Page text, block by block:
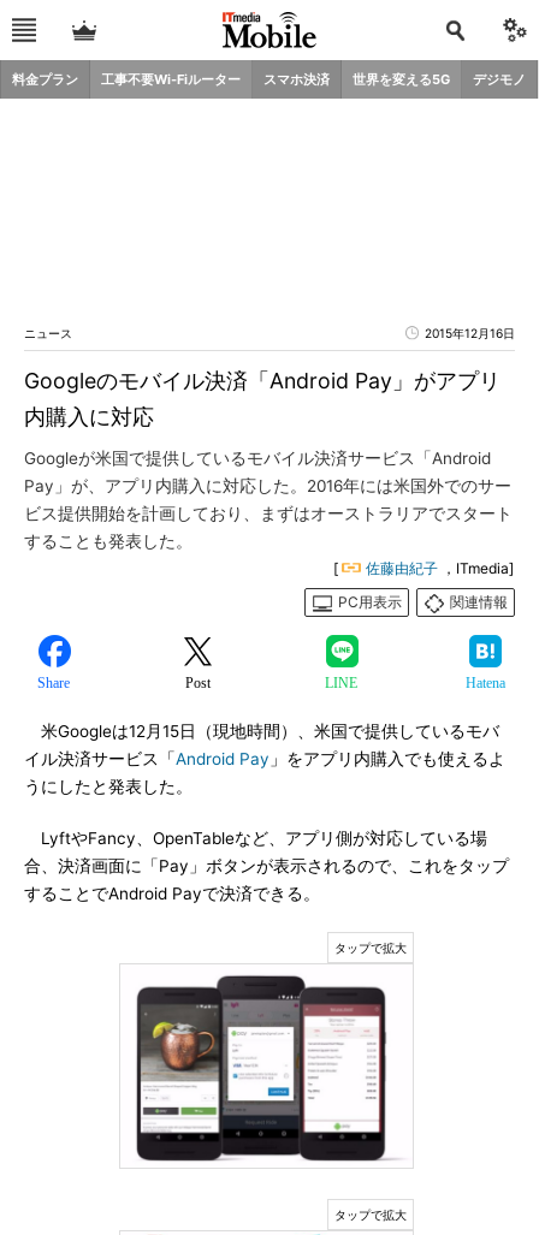
料金プラン 工事不要Wi-Fiルーター スマホ決済 世界を変える5G デジモノ
ニュース 2015年12月16日
Googleのモバイル決済「Android Pay」がアプリ
内購入に対応
Googleが米国で提供しているモバイル決済サービス「Android
Pay」が、アプリ内購入に対応した。2016年には米国外でのサー
ビス提供開始を計画しており、まずはオーストラリアでスタート
することも発表した。
[ 佐藤由紀子 ，ITmedia]
PC用表示
関連情報
Share Post LINE Hatena
米Googleは12月15日（現地時間）、米国で提供しているモバ
イル決済サービス「Android Pay 」をアプリ内購入でも使えるよ
うにしたと発表した。
LyftやFancy、OpenTableなど、アプリ側が対応している場
合、決済画面に「Pay」ボタンが表示されるので、これをタップ
することでAndroid Payで決済できる。